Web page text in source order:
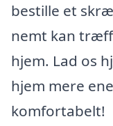
bestille et
nemt kan
hjem. Lad os
hjem mere
komfortabelt!